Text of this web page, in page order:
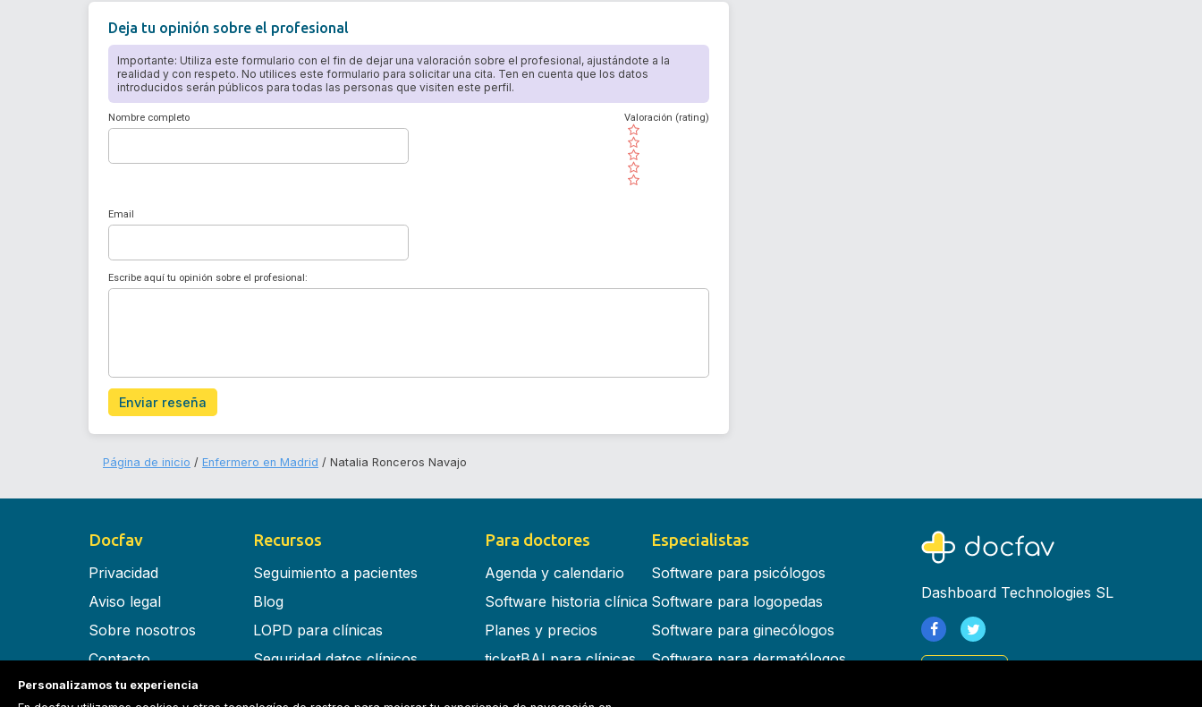
Deja tu opinión sobre el profesional
Importante: Utiliza este formulario con el fin de dejar una valoración sobre el profesional, ajustándote a la
realidad y con respeto. No utilices este formulario para solicitar una cita. Ten en cuenta que los datos
introducidos serán públicos para todas las personas que visiten este perfil.
Nombre completo
( )
( )
( )
( )
( )
Valoración (rating)
Email
Escribe aquí tu opinión sobre el profesional:
Enviar reseña
Página de inicio Enfermero en Madrid Natalia Ronceros Navajo
Docfav
Privacidad
Aviso legal
Sobre nosotros
Contacto
Términos y condiciones
Recursos
Seguimiento a pacientes
Blog
LOPD para clínicas
Seguridad datos clínicos
Para doctores
Agenda y calendario
Software historia clínica
Planes y precios
ticketBAI para clínicas
Especialistas
Software para psicólogos
Software para logopedas
Software para ginecólogos
Software para dermatólogos
Dashboard Technologies SL
Personalizamos tu experiencia